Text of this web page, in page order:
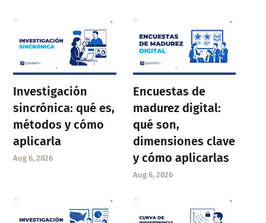
Investigación
sincrónica: qué es,
métodos y cómo
aplicarla
Aug 6, 2026
Encuestas de
madurez digital:
qué son,
dimensiones clave
y cómo aplicarlas
Aug 6, 2026